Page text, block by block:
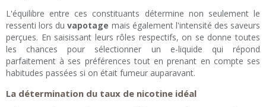
L'équilibre entre ces constituants détermine non seulement le
ressenti lors duvapotage mais également l'intensité des saveurs
perçues. En saisissant leurs rôles respectifs, on se donne toutes
les chances pour sélectionner un e-liquide qui répond
parfaitement à ses préférences tout en prenant en compte ses
habitudes passées si on était fumeur auparavant.
La détermination du taux de nicotine idéal